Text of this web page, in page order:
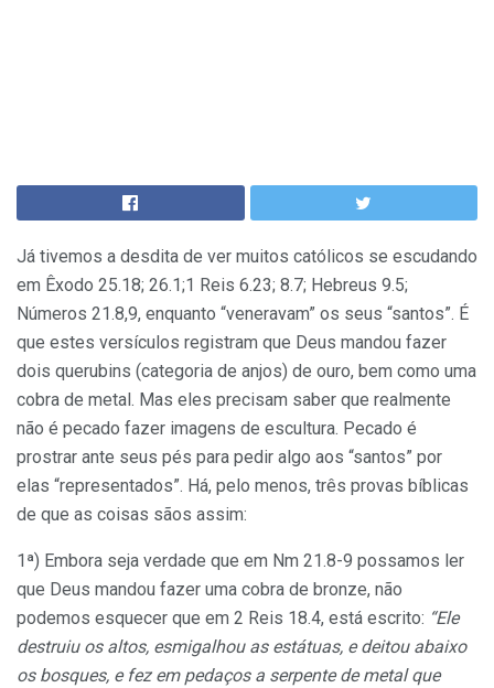
Já tivemos a desdita de ver muitos católicos se escudando
em Êxodo 25.18; 26.1;1 Reis 6.23; 8.7; Hebreus 9.5;
Números 21.8,9, enquanto “veneravam” os seus “santos”. É
que estes versículos registram que Deus mandou fazer
dois querubins (categoria de anjos) de ouro, bem como uma
cobra de metal. Mas eles precisam saber que realmente
não é pecado fazer imagens de escultura. Pecado é
prostrar ante seus pés para pedir algo aos “santos” por
elas “representados”. Há, pelo menos, três provas bíblicas
de que as coisas sãos assim:
1ª) Embora seja verdade que em Nm 21.8-9 possamos ler
que Deus mandou fazer uma cobra de bronze, não
podemos esquecer que em 2 Reis 18.4, está escrito: “Ele
destruiu os altos, esmigalhou as estátuas, e deitou abaixo
os bosques, e fez em pedaços a serpente de metal que